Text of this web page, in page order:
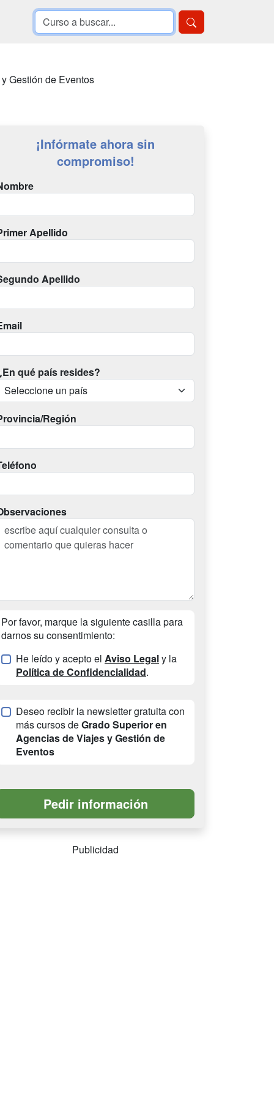
Gestión de Eventos
¡Infórmate ahora sin
compromiso!
Apellido
Apellido
qué país resides?
Región
Por favor, marque la siguiente casilla para
darnos su consentimiento:
He leído y acepto el Aviso Legaly la
Política de Confidencialidad.
Deseo recibir la newsletter gratuita con
más cursos deGrado Superior en
Agencias de Viajes y Gestión de
Eventos
Publicidad